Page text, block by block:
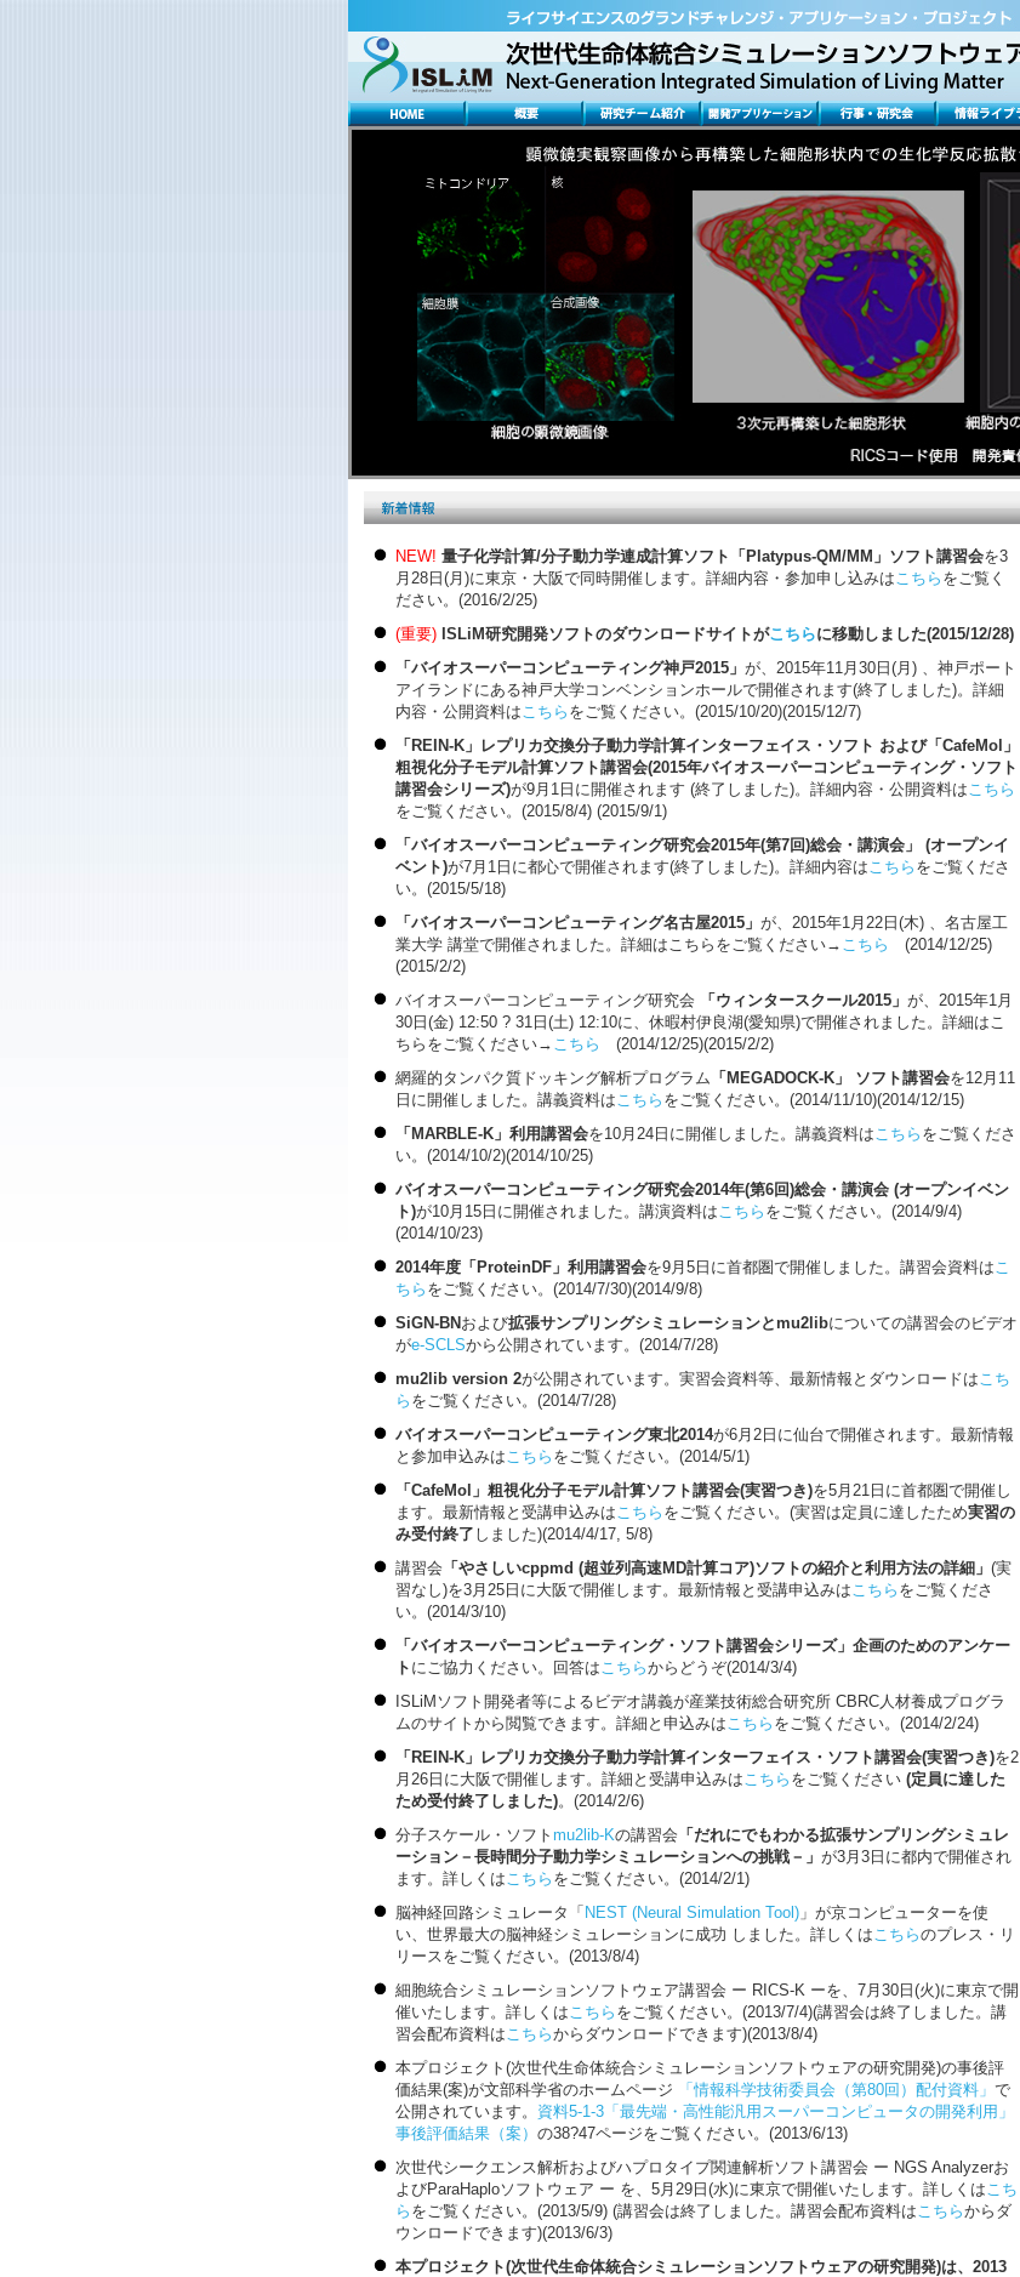
NEW! 量子化学計算/分子動力学連成計算ソフト「Platypus-QM/MM」ソフト講習会を3
月28日(月)に東京・大阪で同時開催します。詳細内容・参加申し込みはこちら をご覧く
ださい。(2016/2/25)
(重要) ISLiM研究開発ソフトのダウンロードサイトがこちらに移動しました(2015/12/28)
「バイオスーパーコンピューティング神戸2015」 が、2015年11月30日(月) 、神戸ポート
アイランドにある神戸大学コンベンションホールで開催されます(終了しました)。詳細
内容・公開資料はこちら をご覧ください。(2015/10/20)(2015/12/7)
「REIN-K」レプリカ交換分子動力学計算インターフェイス・ソフト および「CafeMol」
粗視化分子モデル計算ソフト講習会(2015年バイオスーパーコンピューティング・ソフト
講習会シリーズ)が9月1日に開催されます (終了しました)。詳細内容・公開資料はこちら
をご覧ください。(2015/8/4) (2015/9/1)
「バイオスーパーコンピューティング研究会2015年(第7回)総会・講演会」 (オープンイ
ベント)が7月1日に都心で開催されます(終了しました)。詳細内容はこちら をご覧くださ
い。(2015/5/18)
「バイオスーパーコンピューティング名古屋2015」 が、2015年1月22日(木) 、名古屋工
業大学 講堂で開催されました。詳細はこちらをご覧ください→ こちら
(2014/12/25)
(2015/2/2)
バイオスーパーコンピューティング研究会 「ウィンタースクール2015」 が、2015年1月
30日(金) 12:50 ? 31日(土) 12:10に、休暇村伊良湖(愛知県)で開催されました。詳細はこ
ちらをご覧ください→ こちら
(2014/12/25)(2015/2/2)
網羅的タンパク質ドッキング解析プログラム 「MEGADOCK-K」 ソフト講習会を12月11
日に開催しました。講義資料はこちら をご覧ください。(2014/11/10)(2014/12/15)
「MARBLE-K」利用講習会を10月24日に開催しました。講義資料はこちら をご覧くださ
い。(2014/10/2)(2014/10/25)
バイオスーパーコンピューティング研究会2014年(第6回)総会・講演会 (オープンイベン
ト)が10月15日に開催されました。講演資料はこちら をご覧ください。(2014/9/4)
(2014/10/23)
2014年度「ProteinDF」利用講習会を9月5日に首都圏で開催しました。講習会資料はこ
ちら をご覧ください。(2014/7/30)(2014/9/8)
SiGN-BN および拡張サンプリングシミュレーションとmu2libについての講習会のビデオ
がe-SCLSから公開されています。(2014/7/28)
mu2lib version 2が公開されています。実習会資料等、最新情報とダウンロードはこち
ら をご覧ください。(2014/7/28)
バイオスーパーコンピューティング東北2014が6月2日に仙台で開催されます。最新情報
と参加申込みはこちら をご覧ください。(2014/5/1)
「CafeMol」粗視化分子モデル計算ソフト講習会(実習つき)を5月21日に首都圏で開催し
ます。最新情報と受講申込みはこちら をご覧ください。(実習は定員に達したため実習の
み受付終了 しました)(2014/4/17, 5/8)
講習会 「やさしいcppmd (超並列高速MD計算コア)ソフトの紹介と利用方法の詳細」 (実
習なし)を3月25日に大阪で開催します。最新情報と受講申込みはこちら をご覧くださ
い。(2014/3/10)
「バイオスーパーコンピューティング・ソフト講習会シリーズ」企画のためのアンケー
ト にご協力ください。回答はこちらからどうぞ(2014/3/4)
ISLiMソフト開発者等によるビデオ講義が産業技術総合研究所 CBRC人材養成プログラ
ムのサイトから閲覧できます。詳細と申込みはこちら をご覧ください。(2014/2/24)
「REIN-K」レプリカ交換分子動力学計算インターフェイス・ソフト講習会(実習つき)を2
月26日に大阪で開催します。詳細と受講申込みはこちら をご覧ください (定員に達した
ため受付終了しました)。(2014/2/6)
分子スケール・ソフト mu2lib-Kの講習会 「だれにでもわかる拡張サンプリングシミュレ
ーション－長時間分子動力学シミュレーションへの挑戦－」 が3月3日に都内で開催され
ます。詳しくはこちら をご覧ください。(2014/2/1)
脳神経回路シミュレータ「 NEST (Neural Simulation Tool) 」が京コンピューターを使
い、世界最大の脳神経シミュレーションに成功 しました。詳しくはこちらのプレス・リ
リースをご覧ください。(2013/8/4)
細胞統合シミュレーションソフトウェア講習会 ー RICS-K ーを、7月30日(火)に東京で開
催いたします。詳しくはこちら をご覧ください。(2013/7/4)(講習会は終了しました。講
習会配布資料はこちらからダウンロードできます)(2013/8/4)
本プロジェクト(次世代生命体統合シミュレーションソフトウェアの研究開発)の事後評
価結果(案)が文部科学省のホームページ
「情報科学技術委員会（第80回）配付資料」 で
公開されています。 資料5-1-3「最先端・高性能汎用スーパーコンピュータの開発利用」
事後評価結果（案） の38?47ページをご覧ください。(2013/6/13)
次世代シークエンス解析およびハプロタイプ関連解析ソフト講習会 ー NGS Analyzerお
よびParaHaploソフトウェア ー を、5月29日(水)に東京で開催いたします。詳しくはこち
ら をご覧ください。(2013/5/9) (講習会は終了しました。講習会配布資料はこちらからダ
ウンロードできます)(2013/6/3)
本プロジェクト(次世代生命体統合シミュレーションソフトウェアの研究開発)は、2013